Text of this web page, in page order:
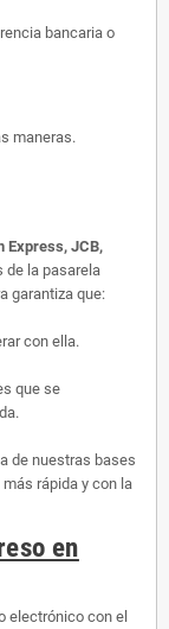
bancaria o
maneras.
Express, JCB,
de la pasarela
garantiza que:
con ella.
que se
de nuestras bases
rápida y con la
en
electrónico con el